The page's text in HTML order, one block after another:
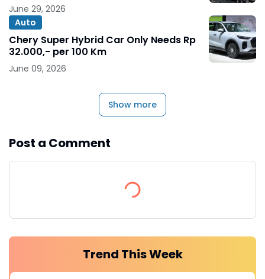
June 29, 2026
Auto
Chery Super Hybrid Car Only Needs Rp
32.000,- per 100 Km
June 09, 2026
Show more
Post a Comment
Trend This Week